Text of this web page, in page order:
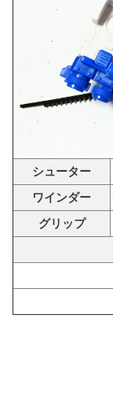
シューター
ワインダー
グリップ